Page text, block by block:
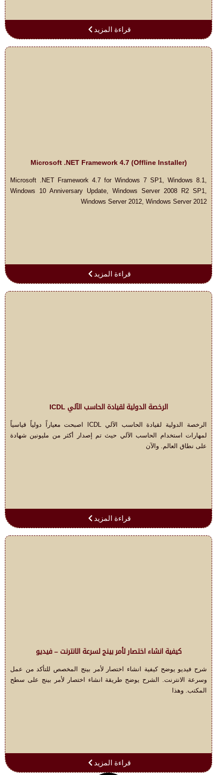
قراءة المزيد
Microsoft .NET Framework 4.7 (Offline Installer)
Microsoft .NET Framework 4.7 for Windows 7 SP1, Windows 8.1,
Windows 10 Anniversary Update, Windows Server 2008 R2 SP1,
Windows Server 2012, Windows Server 2012
قراءة المزيد
الرخصة الدولية لقيادة الحاسب الآلي ICDL
الرخصة الدولية لقيادة الحاسب الآلي ICDL اصبحت معياراً دولياً قياسياً
لمهارات استخدام الحاسب الآلي حيث تم إصدار أكثر من مليونين شهادة
على نطاق العالم. والآن
قراءة المزيد
كيفية انشاء اختصار لأمر بينج لسرعة الانترنت – فيديو
شرح فيديو يوضح كيفية انشاء اختصار لأمر بينج المخصص للتأكد من عمل
وسرعة الانترنت. الشرح يوضح طريقة انشاء اختصار لأمر بينج على سطح
المكتب. وهذا
قراءة المزيد